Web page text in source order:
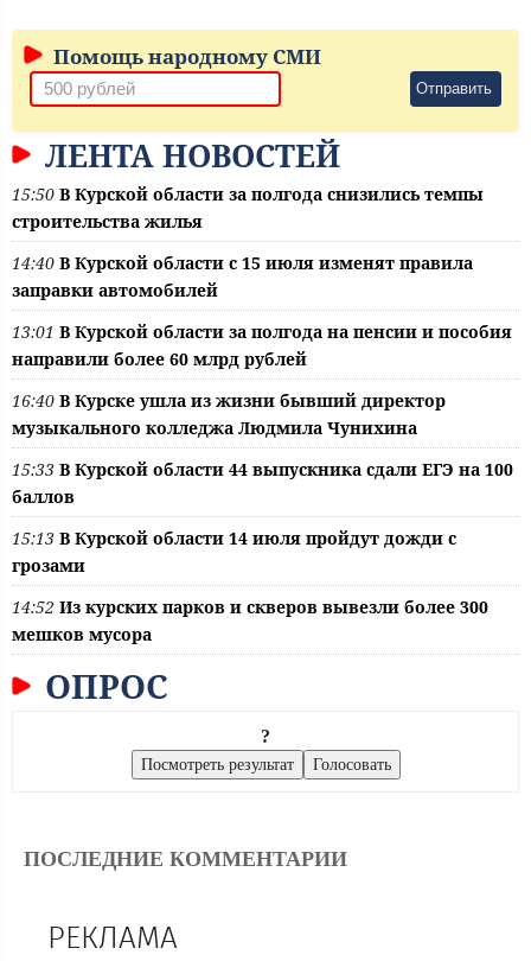
Помощь народному СМИ
Отправить
ЛЕНТА НОВОСТЕЙ
15:50 В Курской области за полгода снизились темпы
строительства жилья
14:40 В Курской области с 15 июля изменят правила
заправки автомобилей
13:01 В Курской области за полгода на пенсии и пособия
направили более 60 млрд рублей
16:40 В Курске ушла из жизни бывший директор
музыкального колледжа Людмила Чунихина
15:33 В Курской области 44 выпускника сдали ЕГЭ на 100
баллов
15:13 В Курской области 14 июля пройдут дожди с
грозами
14:52 Из курских парков и скверов вывезли более 300
мешков мусора
ОПРОС
?
ПОСЛЕДНИЕ КОММЕНТАРИИ
РЕКЛАМА